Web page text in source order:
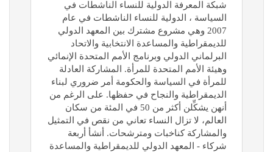
شبكة المعرفة الدولية للنساء الناشطات في
السياسة ، الدولية للنساء الناشطات في عام
2007 وهي مشروع مشترك بين المعهد الدولي
للديمقراطية والمساعدة الانتخابية والاتحاد
البرلماني الدولي وبرنامج الأمم المتحدة الإنمائي
وهيئة الأمم المتحدة للمرأة. المشاركة العادلة
للمرأة في السياسة والحكومة أمر ضروري لبناء
الديمقراطية والنجاح في حفظها. على الرغم من
أنهن يشكِّلن أكثر من 50 في المئة من سكان
العالم، لا تزال النساء تعاني من نقص في التمثيل
والمشاركة كناخبات ومترشحات. أنشأ أربعة
شركاء - المعهد الدولي للديمقراطية والمساعدة